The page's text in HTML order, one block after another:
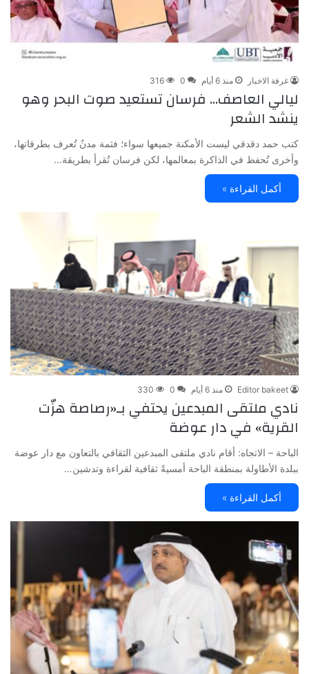
غرفة الاخبار منذ 6 أيام 0
316
ليالي العاصف… فرسان تستعيد صوت البحر وهو
ينشد الشعر
كتب حمد دقدقي ليست الأمكنة جميعها سواء؛ فثمة مدنٌ تُعرف بطرقاتها،
وأخرى تُحفظ في الذاكرة بمعالمها، لكن فرسان تُقرأ بطريقة…
أكمل القراءة »
Editor bakeet منذ 6 أيام 0
330
نادي ملتقى المبدعين يحتفي بـ«رصاصة هزّت
القرية» في دار عوضة
الباحة – الاتجاه: أقام نادي ملتقى المبدعين الثقافي بالتعاون مع دار عوضة
ببلدة الأطاولة بمنطقة الباحة أمسيةً ثقافية لقراءة وتدشين…
أكمل القراءة »